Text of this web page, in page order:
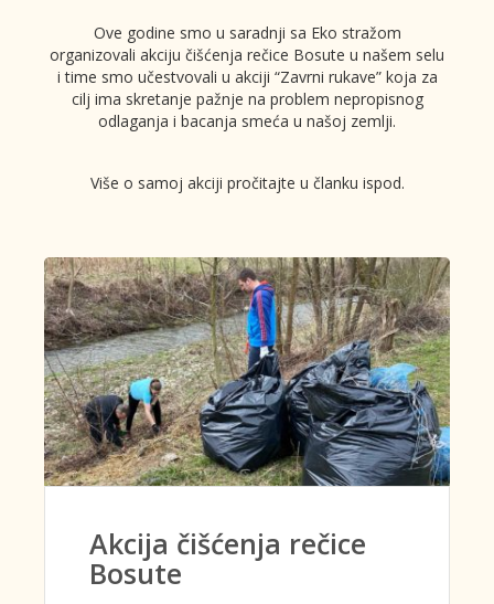
Ove godine smo u saradnji sa Eko stražom
organizovali akciju čišćenja rečice Bosute u našem selu
i time smo učestvovali u akciji “Zavrni rukave” koja za
cilj ima skretanje pažnje na problem nepropisnog
odlaganja i bacanja smeća u našoj zemlji.
Više o samoj akciji pročitajte u članku ispod.
Akcija čišćenja rečice
Bosute